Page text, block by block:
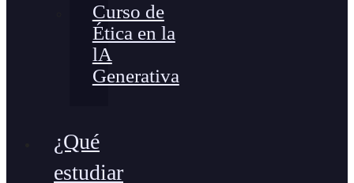
Curso de
Ética en la
lA
Generativa
¿Qué
estudiar